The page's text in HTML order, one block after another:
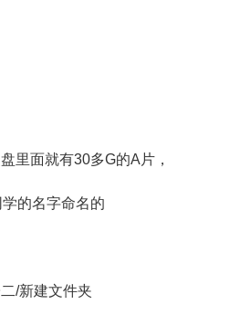
里面就有30多G的A片，
的名字命名的
/新建文件夹